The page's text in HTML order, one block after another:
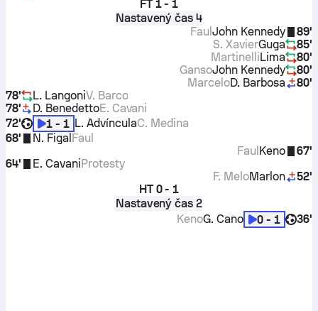
FT 1 - 1
Nastavený čas 4
89'
John Kennedy
Faul
85'
Guga
S. Xavier
80'
Lima
Martinelli
80'
John Kennedy
Ganso
80'
D. Barbosa
Marcelo
78'
L. LangoniV. Barco
78'
D. BenedettoE. Cavani
72'
1 - 1 L. AdvínculaC. Medina
68'
N. Figal Faul
67'
Keno
Faul
64'
E. CavaniProtesty
52'
Marlon
F. Melo
HT 0 - 1
Nastavený čas 2
36'
0 - 1
G. Cano
Keno